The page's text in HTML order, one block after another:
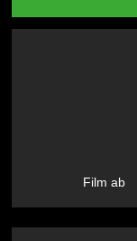
Film ab